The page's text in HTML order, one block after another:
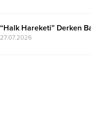
“Halk Hareketi” Derken
27.07.2026